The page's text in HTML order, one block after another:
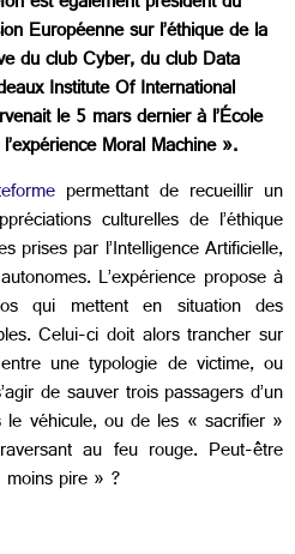
Européenne sur l’éthique de la
du club Cyber, du club Data
Institute Of International
le 5 mars dernier à l’École
Moral Machine ».
permettant de recueillir un
culturelles de l’éthique
prises par l’Intelligence Artificielle,
L’expérience propose à
qui mettent en situation des
Celui-ci doit alors trancher sur
une typologie de victime, ou
de sauver trois passagers d’un
véhicule, ou de les « sacrifier »
au feu rouge. Peut-être
moins pire » ?